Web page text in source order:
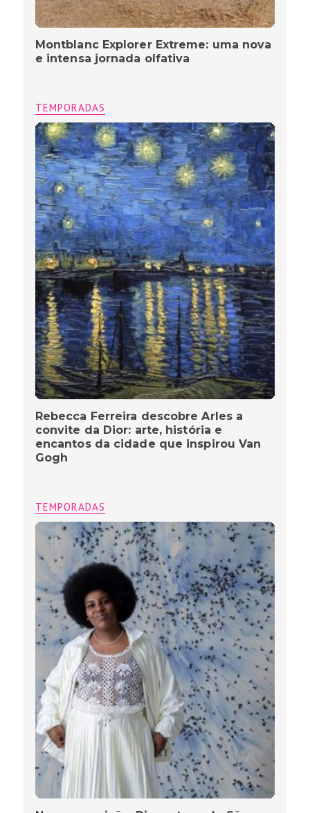
Montblanc Explorer Extreme: uma nova
e intensa jornada olfativa
TEMPORADAS
Rebecca Ferreira descobre Arles a
convite da Dior: arte, história e
encantos da cidade que inspirou Van
Gogh
TEMPORADAS